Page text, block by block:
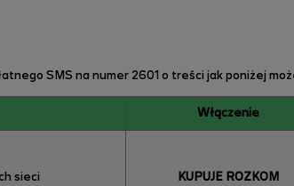
SMS na numer 2601 o treści jak poniżej
Włączenie
sieci
KUPUJE ROZKOM